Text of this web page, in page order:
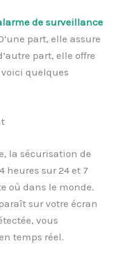
de surveillance
part, elle assure
part, elle offre
quelques
la sécurisation de
heures sur 24 et 7
où dans le monde.
sur votre écran
vous
temps réel.